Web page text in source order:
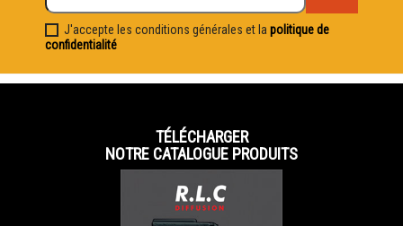
J'accepte les conditions générales et la politique de
confidentialité
TÉLÉCHARGER
NOTRE CATALOGUE PRODUITS